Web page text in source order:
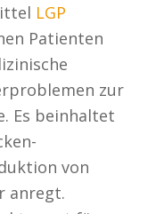
LGP
Patienten
zur
Es beinhaltet
von
anregt.